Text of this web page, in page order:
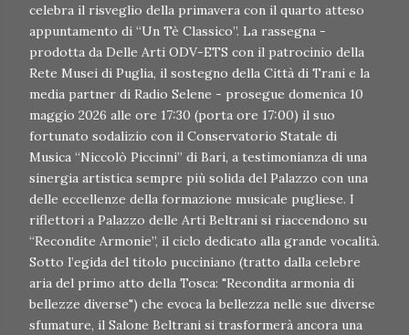
celebra il risveglio della primavera con il quarto atteso
appuntamento di “Un Tè Classico”. La rassegna -
prodotta da Delle Arti ODV-ETS con il patrocinio della
Rete Musei di Puglia, il sostegno della Città di Trani e la
media partner di Radio Selene - prosegue domenica 10
maggio 2026 alle ore 17:30 (porta ore 17:00) il suo
fortunato sodalizio con il Conservatorio Statale di
Musica “Niccolò Piccinni” di Bari, a testimonianza di una
sinergia artistica sempre più solida del Palazzo con una
delle eccellenze della formazione musicale pugliese. I
riflettori a Palazzo delle Arti Beltrani si riaccendono su
“Recondite Armonie”, il ciclo dedicato alla grande vocalità.
Sotto l’egida del titolo pucciniano (tratto dalla celebre
aria del primo atto della Tosca: "Recondita armonia di
bellezze diverse") che evoca la bellezza nelle sue diverse
sfumature, il Salone Beltrani si trasformerà ancora una